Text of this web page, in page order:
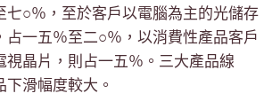
七○％，至於客戶以電腦為主的光儲存
占一五％至二○％，以消費性產品客戶
視晶片，則占一五％。三大產品線
滑幅度較大。